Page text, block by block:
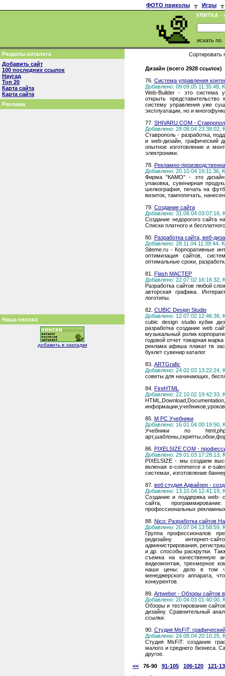
ФОТО приколы ╥ Игры
╥
УЛИТКА -
искать по
Разделы каталога
Добавить сайт
100 последних ссылок
Наугад
Топ 20
Карта сайта
Карта сайта
Реклама
Наша кнопка
добавить в закладки
Сортировать
Дизайн (всего 2928 ссылок)
76. Система управления
Добавлено: 09.09.05 11:35:48,
Web-Builder - это система
открыть
систему управления уже
эксплуатации, но и
77. SHIVARU.COM -
Добавлено: 28.08.04 23:38:02,
Ставрополь - разработка,
и web-дизайн, графический
опытное изготовление и
электроники.
78. Рекламно-
Добавлено: 20.10.04 19:11:36,
Фирма "КАМО" - это дизайн,
упаковка, сувенирная
шелкография, печать на
визиток, тампопечать,
79. Создание сайта
Добавлено: 31.08.04 03:07:16,
Создание недорогого сайта
Списки платного и
80. Разработка сайта, веб-
Добавлено: 28.11.04 11:39:44,
Siteme.ru - Корпоративные
оптимизация сайтов,
оптимальные сроки,
81. Flash МАСТЕР
Добавлено: 22.07.02 16:16:32,
Разработка сайтов любой
авторская графика.
логотипы.
82. CUBIC Design Studio
Добавлено: 12.07.02 12:46:36,
cubic design studio кубик
разработка создание web
музыкальный ролик
годовой отчет товарная
реклама афиша плакат тв
буклет сувенир каталог
83. ARTGrafic
Добавлено: 24.02.03 13:22:24,
советы для начинающих,
84. FireHTML
Добавлено: 22.10.02 19:42:33,
85. M PC Учебники
Добавлено: 16.01.04 00:19:50,
Учебники по
86. PIXELSIZE.COM -
Добавлено: 29.01.03 17:28:13,
PIXELSIZE - мы создаем
включая e-commerce и e-
системах, изготовление
87. веб студия Адвайзер -
Добавлено: 13.10.04 12:41:19,
Создание и поддержка web-
сайта,
профессиональных
88. Nico: Разработка сайтов
Добавлено: 20.07.04 13:58:59,
Группа профессионалов
редизайну интернет-
администрирования,
и др. способы раскрутки.
съемка на качественную
видеомонтаж, трехмерное
наши цены: дело в том
менеджерского аппарата,
конкурентов.
89. Artweber - Обзоры сайтов
Добавлено: 20.04.03 01:40:00,
Обзоры и тестирование
дизайну. Сравнительный
ссылки.
90. Студия MsFiT:
Добавлено: 24.08.04 20:10:25,
Студия MsFiT: создание
малого и среднего бизнеса.
другое.
<<
76-90 91-105 106-120
121-